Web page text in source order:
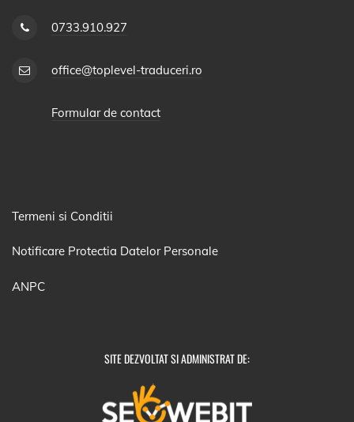
0733.910.927
office@toplevel-traduceri.ro
Formular de contact
Termeni si Conditii
Notificare Protectia Datelor Personale
ANPC
SITE DEZVOLTAT SI ADMINISTRAT DE: